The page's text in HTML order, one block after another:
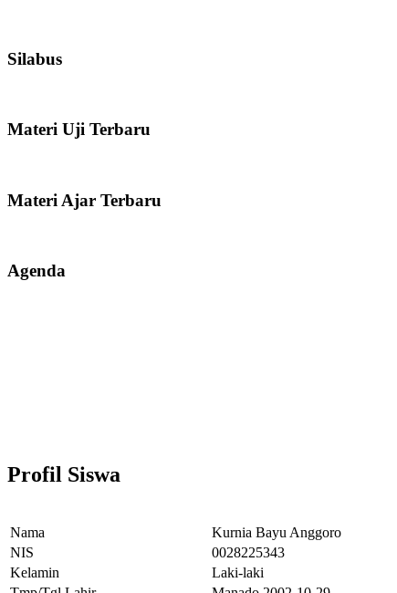
Silabus
Materi Uji Terbaru
Materi Ajar Terbaru
Agenda
Profil Siswa
Nama
Kurnia Bayu Anggoro
NIS
0028225343
Kelamin
Laki-laki